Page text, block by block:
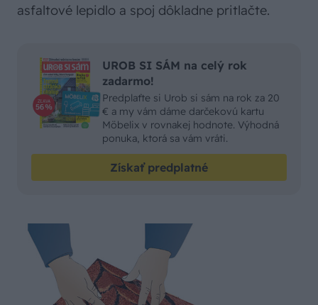
asfaltové lepidlo a spoj dôkladne pritlačte.
UROB SI SÁM na celý rok
zadarmo!
Predplaťte si Urob si sám na rok za 20
€ a my vám dáme darčekovú kartu
Möbelix v rovnakej hodnote. Výhodná
ponuka, ktorá sa vám vráti.
Získať predplatné